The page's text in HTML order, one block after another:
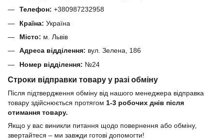
Телефон: +380987232958
Країна: Україна
Місто: м. Львів
Адреса відділення: вул. Зелена, 186
Номер відділення: №24
Строки відправки товару у разі обміну
Після підтвердження обміну від нашого менеджера відправка
товару здійснюється протягом 1-3 робочих днів після
отимання товару.
Якщо у вас виникли питання щодо повернення або обміну,
звертайтеся – ми завжди готові допомогти!